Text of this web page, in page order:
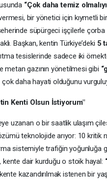
“Çok daha temiz
bir yönetici için kıymetli
süpürgeci işçilerle çorba
Başkan, kentin Türkiye’deki 5
tesislerinde sadece iki
metan gazının yönetilmesi gibi
daha hayati olduğunu
Kenti Olsun İstiyorum"
uzanan o bir saatlik ulaşım
teknolojide arıyor: 10 kritik
sistemiyle trafiğin
dair kurduğu o stoik hayal:
kazandırılmak istenen bir